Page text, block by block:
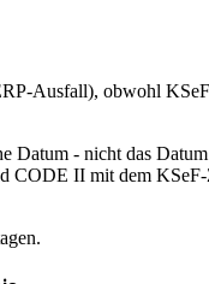
Ausfall), obwohl
- nicht das
CODE II mit dem